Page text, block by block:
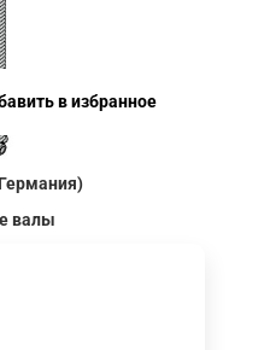
в избранное
валы